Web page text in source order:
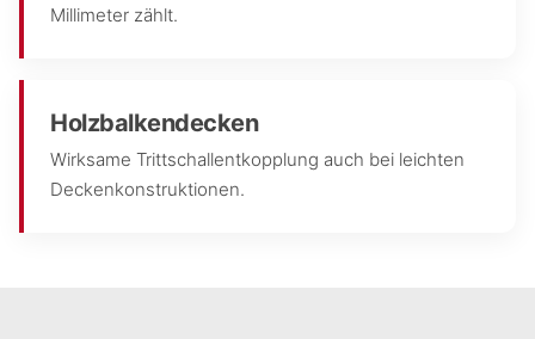
Millimeter zählt.
Holzbalkendecken
Wirksame Trittschallentkopplung auch bei leichten
Deckenkonstruktionen.